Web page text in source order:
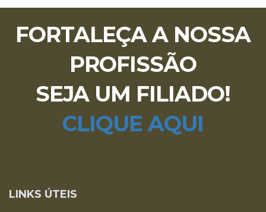
FORTALEÇA A NOSSA
PROFISSÃO
SEJA UM FILIADO!
CLIQUE AQUI
LINKS ÚTEIS